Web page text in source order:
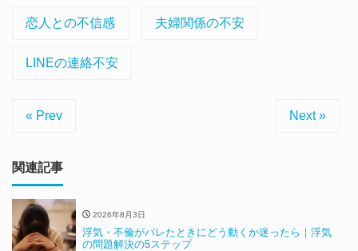
恋人との不信感 夫婦関係の不安
LINEの連絡不安
« Prev Next »
関連記事
2026年8月3日
浮気・不倫がバレたときにどう動くか迷ったら｜浮気
の問題解決の5ステップ